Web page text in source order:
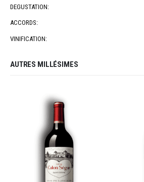
DEGUSTATION:
ACCORDS:
VINIFICATION:
AUTRES MILLÉSIMES